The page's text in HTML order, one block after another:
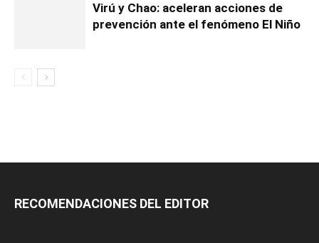
Virú y Chao: aceleran acciones de
prevención ante el fenómeno El Niño
RECOMENDACIONES DEL EDITOR